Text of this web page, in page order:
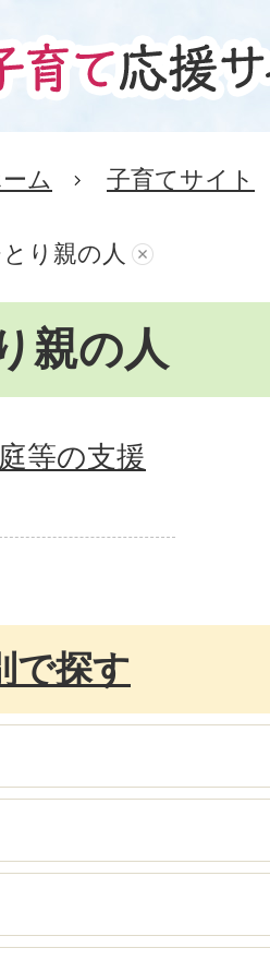
ム 子育てサイト
り親の人
親の人
等の支援
で探す